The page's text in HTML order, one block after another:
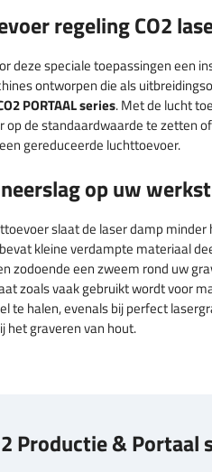
regeling CO2
deze speciale toepassingen een
ontworpen die als
PORTAAL series. Met de lucht
op de standaardwaarde te zetten
gereduceerde luchttoevoer.
op uw
slaat de laser damp
kleine verdampte materiaal
zodoende een zweem rond uw
zoals vaak gebruikt wordt voor
te halen, evenals bij perfect
het graveren van hout.
Productie & Portaal